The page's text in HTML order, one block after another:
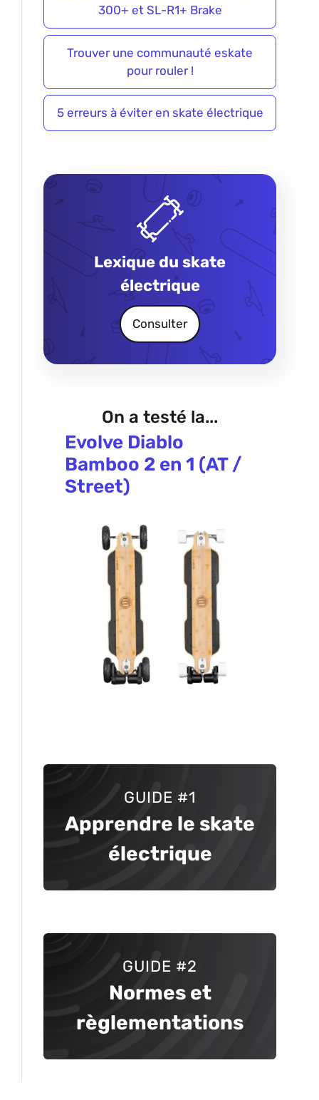
300+ et SL-R1+ Brake
Trouver une communauté eskate
pour rouler !
5 erreurs à éviter en skate électrique
Lexique du skate
électrique
Consulter
On a testé la...
Evolve Diablo
Bamboo 2 en 1 (AT /
Street)
GUIDE #1
Apprendre le skate
électrique
GUIDE #2
Normes et
règlementations